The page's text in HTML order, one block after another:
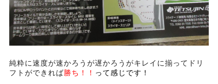
純粋に速度が速かろうが遅かろうがキレイに揃ってドリ
フトができれば勝ち！！ って感じです！